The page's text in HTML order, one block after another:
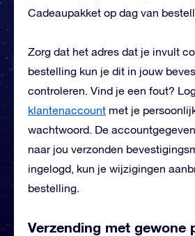
Cadeaupakket op dag van
Zorg dat het adres dat je invult
bestelling kun je dit in jouw
controleren. Vind je een fout?
klantenaccount met je
wachtwoord. De
naar jou verzonden
ingelogd, kun je wijzigingen
bestelling.
Verzending met gewone